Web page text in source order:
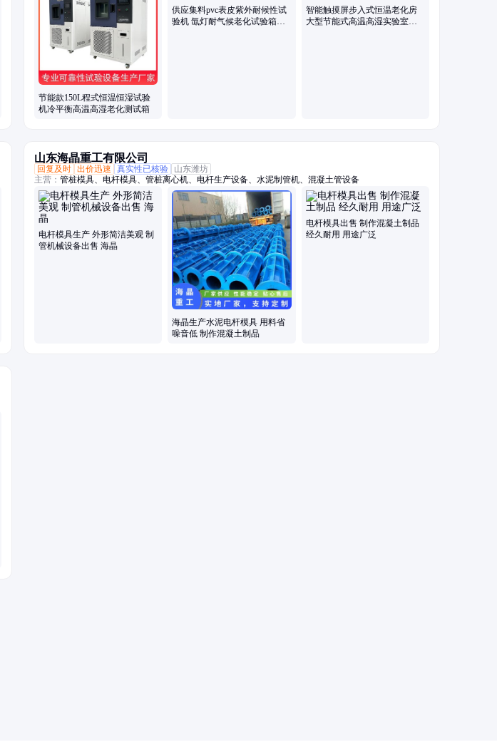
高低温防爆试验箱
节能款150L程式恒温恒湿试验
机冷平衡高温高湿老化测试箱
供应集料pvc表皮紫外耐候性试
验机 氙灯耐气候老化试验箱生
智能触摸屏步入式恒温老化房
大型节能式高温高湿实验室生
山东海晶重工有限公司
回复及时 出价迅速 真实性已核验
山东潍坊
主营： 管桩模具、电杆模具、管桩离心机、电杆生产设备、水泥制管机、混凝土管设备
电杆模具生产 外形简洁美观 制
管机械设备出售 海晶
海晶生产水泥电杆模具 用料省
噪音低 制作混凝土制品
电杆模具出售 制作混凝土制品
经久耐用 用途广泛